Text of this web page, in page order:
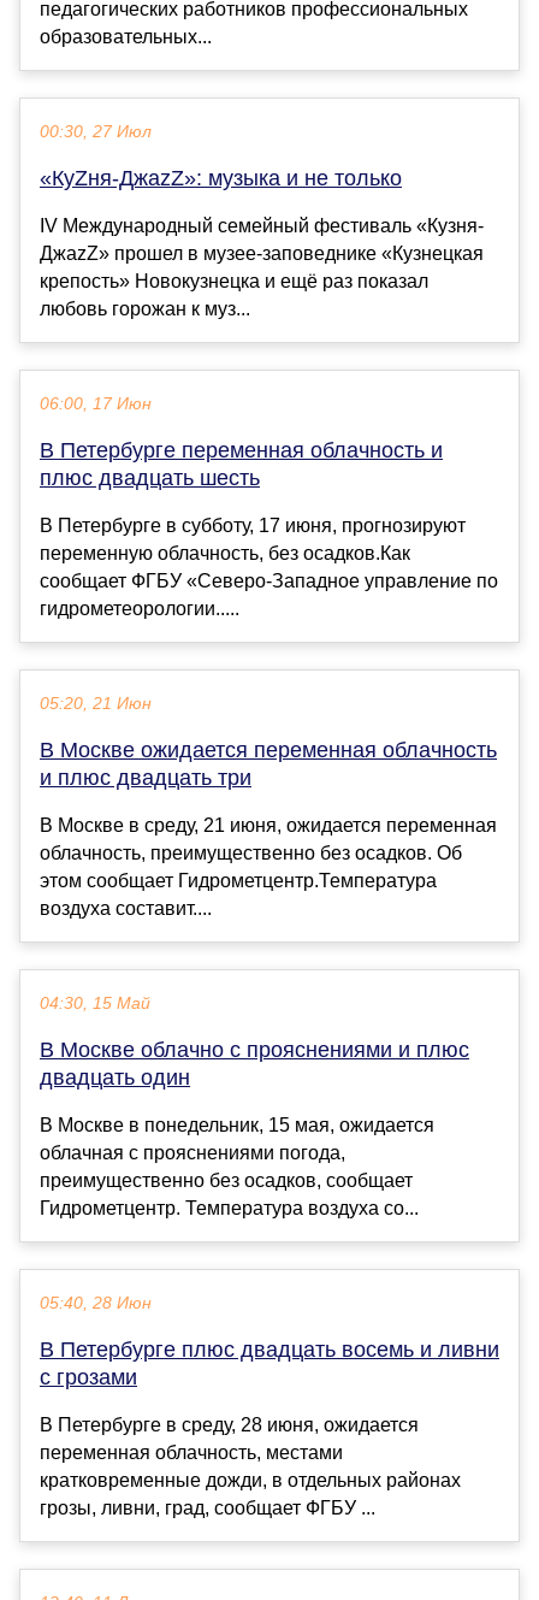
педагогических работников профессиональных
образовательных...
00:30, 27 Июл
«КуZня-ДжаzZ»: музыка и не только
IV Международный семейный фестиваль «Кузня-
ДжаzZ» прошел в музее-заповеднике «Кузнецкая
крепость» Новокузнецка и ещё раз показал
любовь горожан к муз...
06:00, 17 Июн
В Петербурге переменная облачность и
плюс двадцать шесть
В Петербурге в субботу, 17 июня, прогнозируют
переменную облачность, без осадков.Как
сообщает ФГБУ «Северо-Западное управление по
гидрометеорологии.....
05:20, 21 Июн
В Москве ожидается переменная облачность
и плюс двадцать три
В Москве в среду, 21 июня, ожидается переменная
облачность, преимущественно без осадков. Об
этом сообщает Гидрометцентр.Температура
воздуха составит....
04:30, 15 Май
В Москве облачно с прояснениями и плюс
двадцать один
В Москве в понедельник, 15 мая, ожидается
облачная с прояснениями погода,
преимущественно без осадков, сообщает
Гидрометцентр. Температура воздуха со...
05:40, 28 Июн
В Петербурге плюс двадцать восемь и ливни
с грозами
В Петербурге в среду, 28 июня, ожидается
переменная облачность, местами
кратковременные дожди, в отдельных районах
грозы, ливни, град, сообщает ФГБУ ...